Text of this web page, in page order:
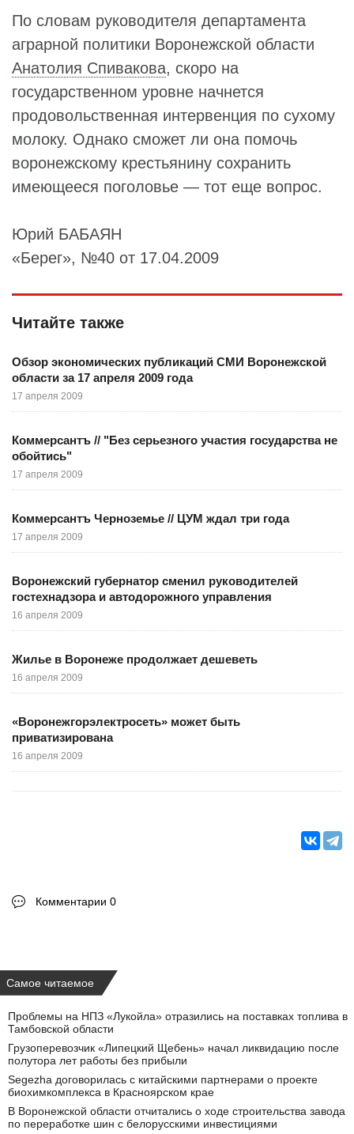
По словам руководителя департамента
аграрной политики Воронежской области
Анатолия Спивакова, скоро на
государственном уровне начнется
продовольственная интервенция по сухому
молоку. Однако сможет ли она помочь
воронежскому крестьянину сохранить
имеющееся поголовье — тот еще вопрос.
Юрий БАБАЯН
«Берег», №40 от 17.04.2009
Читайте также
Обзор экономических публикаций СМИ Воронежской
области за 17 апреля 2009 года
17 апреля 2009
Коммерсантъ // "Без серьезного участия государства не
обойтись"
17 апреля 2009
Коммерсантъ Черноземье // ЦУМ ждал три года
17 апреля 2009
Воронежский губернатор сменил руководителей
гостехнадзора и автодорожного управления
16 апреля 2009
Жилье в Воронеже продолжает дешеветь
16 апреля 2009
«Воронежгорэлектросеть» может быть
приватизирована
16 апреля 2009
Комментарии 0
Самое читаемое
Проблемы на НПЗ «Лукойла» отразились на поставках топлива в
Тамбовской области
Грузоперевозчик «Липецкий Щебень» начал ликвидацию после
полутора лет работы без прибыли
Segezha договорилась с китайскими партнерами о проекте
биохимкомплекса в Красноярском крае
В Воронежской области отчитались о ходе строительства завода
по переработке шин с белорусскими инвестициями